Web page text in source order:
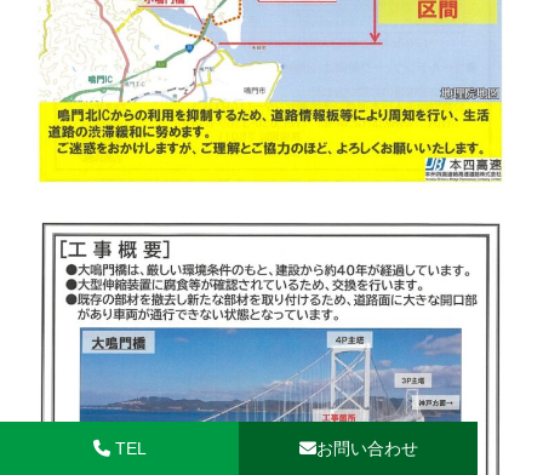
TEL お問い合わせ